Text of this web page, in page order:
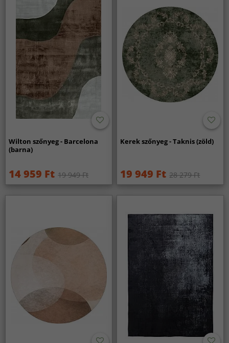
Wilton szőnyeg - Barcelona
(barna)
14 959 Ft 19 949 Ft
Kerek szőnyeg - Taknis (zöld)
19 949 Ft 28 279 Ft